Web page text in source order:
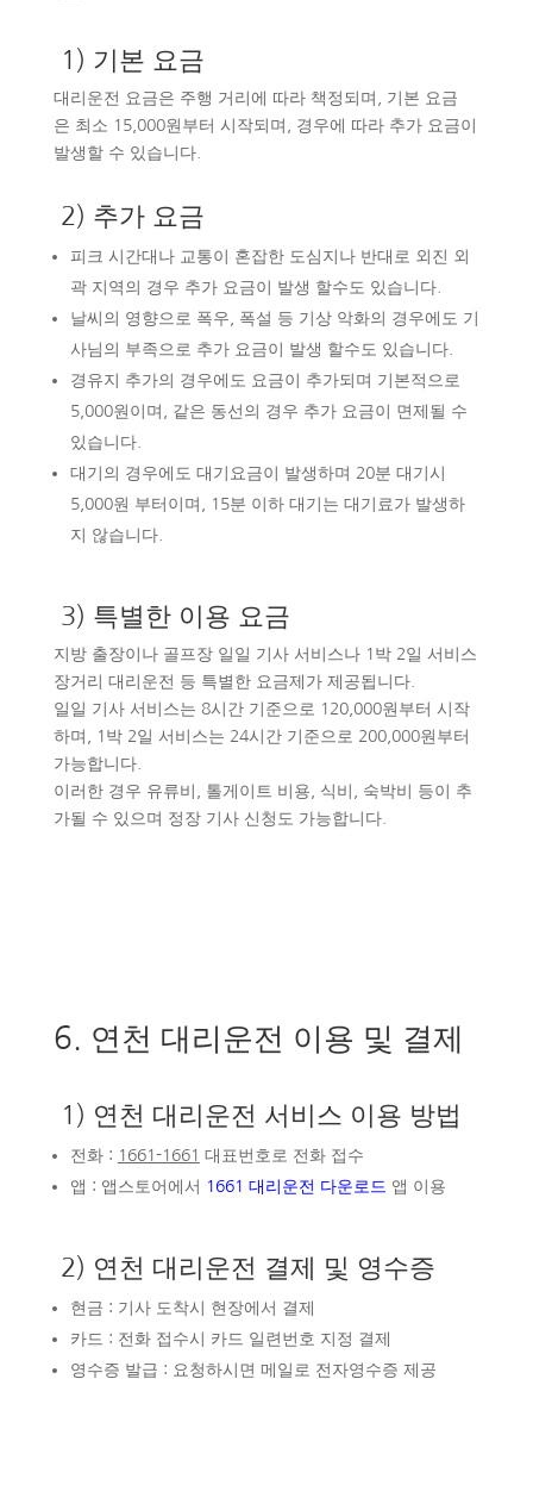
1) 기본 요금
대리운전 요금은 주행 거리에 따라 책정되며, 기본 요금
은 최소 15,000원부터 시작되며, 경우에 따라 추가 요금이
발생할 수 있습니다.
2) 추가 요금
피크 시간대나 교통이 혼잡한 도심지나 반대로 외진 외
곽 지역의 경우 추가 요금이 발생 할수도 있습니다.
날씨의 영향으로 폭우, 폭설 등 기상 악화의 경우에도 기
사님의 부족으로 추가 요금이 발생 할수도 있습니다.
경유지 추가의 경우에도 요금이 추가되며 기본적으로
5,000원이며, 같은 동선의 경우 추가 요금이 면제될 수
있습니다.
대기의 경우에도 대기요금이 발생하며 20분 대기시
5,000원 부터이며, 15분 이하 대기는 대기료가 발생하
지 않습니다.
3) 특별한 이용 요금
지방 출장이나 골프장 일일 기사 서비스나 1박 2일 서비스
장거리 대리운전 등 특별한 요금제가 제공됩니다.
일일 기사 서비스는 8시간 기준으로 120,000원부터 시작
하며, 1박 2일 서비스는 24시간 기준으로 200,000원부터
가능합니다.
이러한 경우 유류비, 톨게이트 비용, 식비, 숙박비 등이 추
가될 수 있으며 정장 기사 신청도 가능합니다.
6. 연천 대리운전 이용 및 결제
1) 연천 대리운전 서비스 이용 방법
전화 : 1661-1661 대표번호로 전화 접수
앱 : 앱스토어에서
1661 대리운전 다운로드 앱 이용
2) 연천 대리운전 결제 및 영수증
현금 : 기사 도착시 현장에서 결제
카드 : 전화 접수시 카드 일련번호 지정 결제
영수증 발급 : 요청하시면 메일로 전자영수증 제공